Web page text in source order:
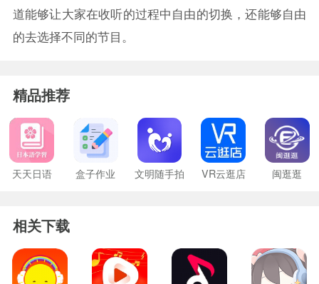
道能够让大家在收听的过程中自由的切换，还能够自由
的去选择不同的节目。
精品推荐
天天日语 盒子作业 文明随手拍 VR云逛店 闽逛逛
相关下载